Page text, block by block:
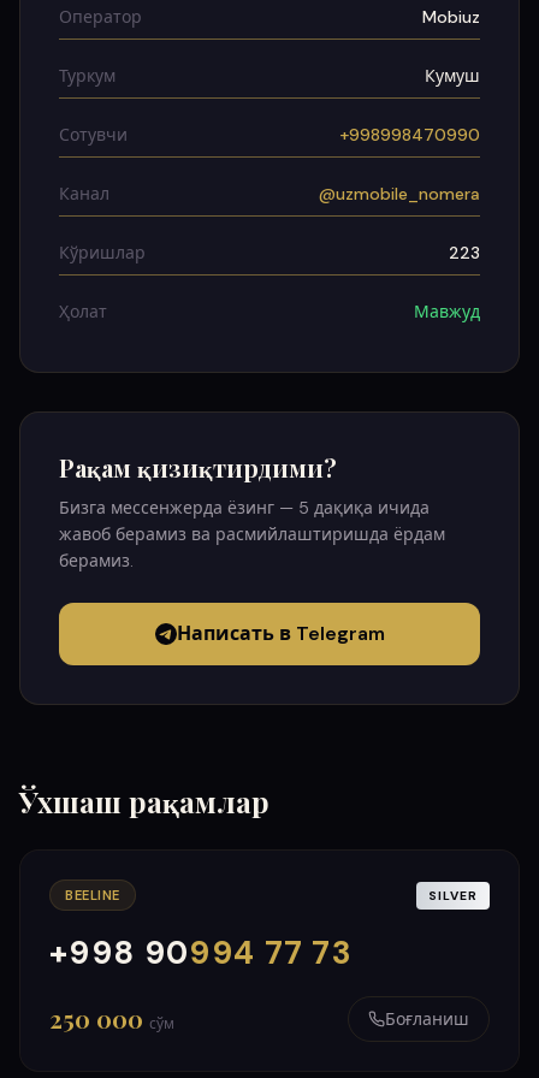
Оператор Mobiuz
Туркум Кумуш
Сотувчи +998998470990
Канал @uzmobile_nomera
Кўришлар 223
Ҳолат Мавжуд
Рақам қизиқтирдими?
Бизга мессенжерда ёзинг — 5 дақиқа ичида
жавоб берамиз ва расмийлаштиришда ёрдам
берамиз.
Написать в Telegram
Ўхшаш рақамлар
BEELINE SILVER
+998 90994 77 73
000
999
250 000 сўм Боғланиш